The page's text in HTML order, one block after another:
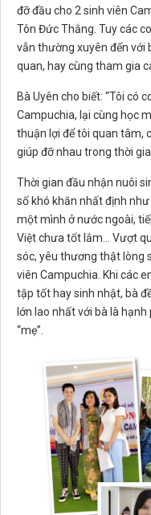
đỡ đầu cho 2 sinh viên
Tôn Đức Thắng. Tuy các
vẫn thường xuyên đến với
quan, hay cùng tham gia
Bà Uyên cho biết: “Tôi có
Campuchia, lại cùng học
thuận lợi để tôi quan tâm,
giúp đỡ nhau trong thời
Thời gian đầu nhận nuôi
số khó khăn nhất định
một mình ở nước ngoài,
Việt chưa tốt lắm… Vượt
sóc, yêu thương thật lòng
viên Campuchia. Khi các
tập tốt hay sinh nhật, bà
lớn lao nhất với bà là
“mẹ”.